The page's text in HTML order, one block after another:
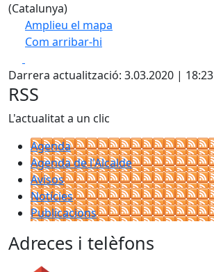
(Catalunya)
Amplieu el mapa
Com arribar-hi
+
−
Darrera actualització: 3.03.2020 | 18:23
RSS
L'actualitat a un clic
Agenda
Agenda de l'Alcalde
Avisos
Notícies
Publicacions
Adreces i telèfons